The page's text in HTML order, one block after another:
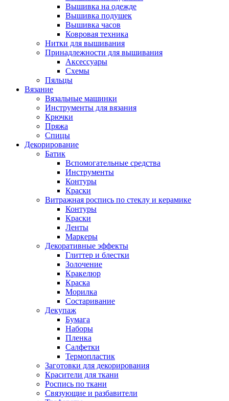
Вышивка на одежде
Вышивка подушек
Вышивка часов
Ковровая техника
Нитки для вышивания
Принадлежности для вышивания
Аксессуары
Схемы
Пяльцы
Вязание
Вязальные машинки
Инструменты для вязания
Крючки
Пряжа
Спицы
Декорирование
Батик
Вспомогательные средства
Инструменты
Контуры
Краски
Витражная роспись по стеклу и керамике
Контуры
Краски
Ленты
Маркеры
Декоративные эффекты
Глиттер и блестки
Золочение
Кракелюр
Краска
Морилка
Состаривание
Декупаж
Бумага
Наборы
Пленка
Салфетки
Термопластик
Заготовки для декорирования
Красители для ткани
Роспись по ткани
Связующие и разбавители